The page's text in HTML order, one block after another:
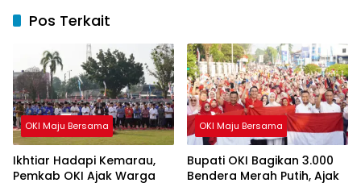
Pos Terkait
OKI Maju Bersama
Ikhtiar Hadapi Kemarau,
Pemkab OKI Ajak Warga
OKI Maju Bersama
Bupati OKI Bagikan 3.000
Bendera Merah Putih, Ajak